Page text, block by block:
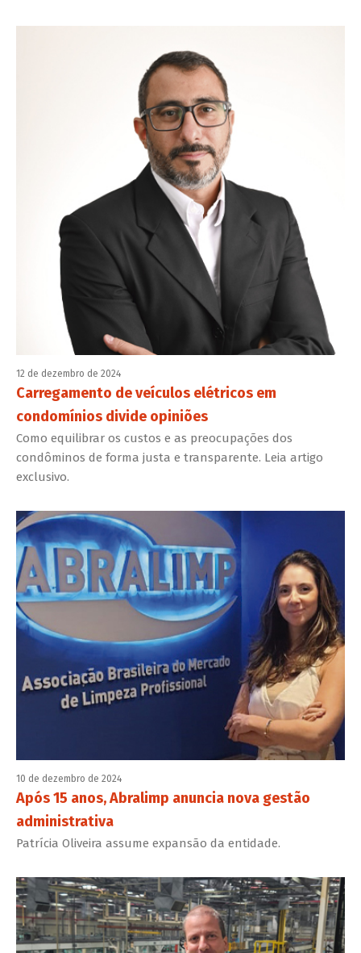
12 de dezembro de 2024
Carregamento de veículos elétricos em
condomínios divide opiniões
Como equilibrar os custos e as preocupações dos
condôminos de forma justa e transparente. Leia artigo
exclusivo.
10 de dezembro de 2024
Após 15 anos, Abralimp anuncia nova gestão
administrativa
Patrícia Oliveira assume expansão da entidade.